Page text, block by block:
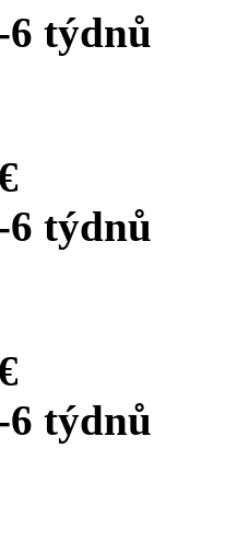
6 týdnů
6 týdnů
6 týdnů